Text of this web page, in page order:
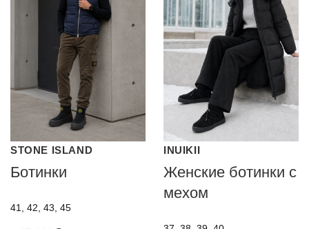
STONE ISLAND
Ботинки
41, 42, 43, 45
INUIKII
Женские ботинки с
мехом